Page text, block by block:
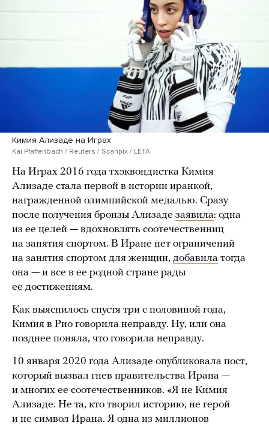
Кимия Ализаде на Играх
Kai Pfaffenbach / Reuters / Scanpix / LETA
На Играх 2016 года тхэквондистка Кимия
Ализаде стала первой в истории иранкой,
награжденной олимпийской медалью. Сразу
после получения бронзы Ализаде заявила: одна
из ее целей — вдохновлять соотечественниц
на занятия спортом. В Иране нет ограничений
на занятия спортом для женщин, добавила тогда
она — и все в ее родной стране рады
ее достижениям.
Как выяснилось спустя три с половиной года,
Кимия в Рио говорила неправду. Ну, или она
позднее поняла, что говорила неправду.
10 января 2020 года Ализаде опубликовала пост,
который вызвал гнев правительства Ирана —
и многих ее соотечественников. «Я не Кимия
Ализаде. Не та, кто творил историю, не герой
и не символ Ирана. Я одна из миллионов